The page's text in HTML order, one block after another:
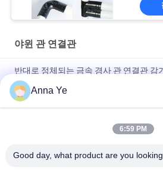
야윈 관 연결관
반대로 정체되는 금속 경사 관 연결관 감
ISO9001 증명서
사무실 책상 체계를 위한 간격 2.3mm
반대로 공전 경사 관 연결관 감기는 벽이
Anna Ye
6:59 PM
Good day, what product are you